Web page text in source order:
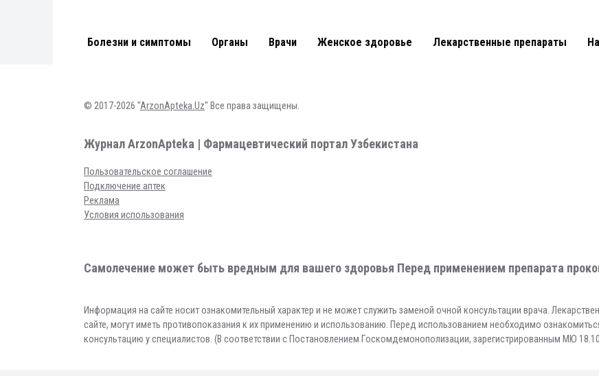
Болезни и симптомы Органы Врачи Женское здоровье Лекарственные препараты
© 2017-2026 "ArzonApteka.Uz" Все права защищены.
Журнал ArzonApteka | Фармацевтический портал Узбекистана
Пользовательское соглашение
Подключение аптек
Реклама
Условия использования
Самолечение может быть вредным для вашего здоровья Перед применением препарата
Информация на сайте носит ознакомительный характер и не может служить заменой очной консультации врача.
сайте, могут иметь противопоказания к их применению и использованию. Перед использованием необходимо
консультацию у специалистов. (В соответствии с Постановлением Госкомдемонополизации, зарегистрированным МЮ